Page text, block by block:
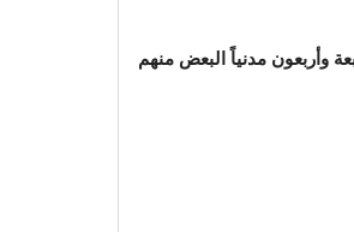
وأربعون مدنياً البعض منهم